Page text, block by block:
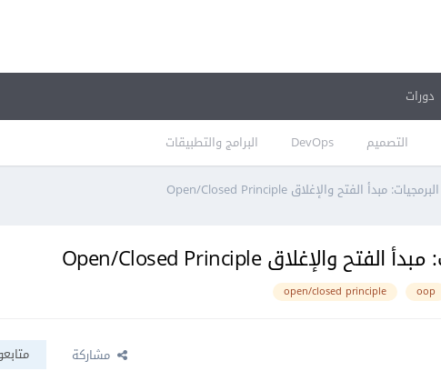
التصميم DevOps البرامج والتطبيقات
دورات
oop
open/closed principle
مشاركة